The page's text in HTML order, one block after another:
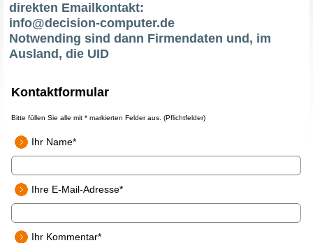
direkten Emailkontakt:
info@decision-computer.de
Notwending sind dann Firmendaten und, im
Ausland, die UID
Kontaktformular
Bitte füllen Sie alle mit * markierten Felder aus. (Pflichtfelder)
Ihr Name*
Ihre E-Mail-Adresse*
Ihr Kommentar*